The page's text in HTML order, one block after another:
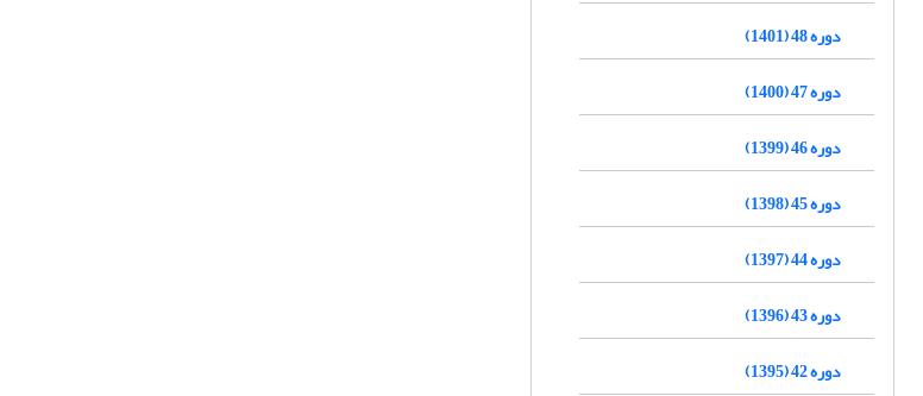
دوره 48 (1401)
دوره 47 (1400)
دوره 46 (1399)
دوره 45 (1398)
دوره 44 (1397)
دوره 43 (1396)
دوره 42 (1395)